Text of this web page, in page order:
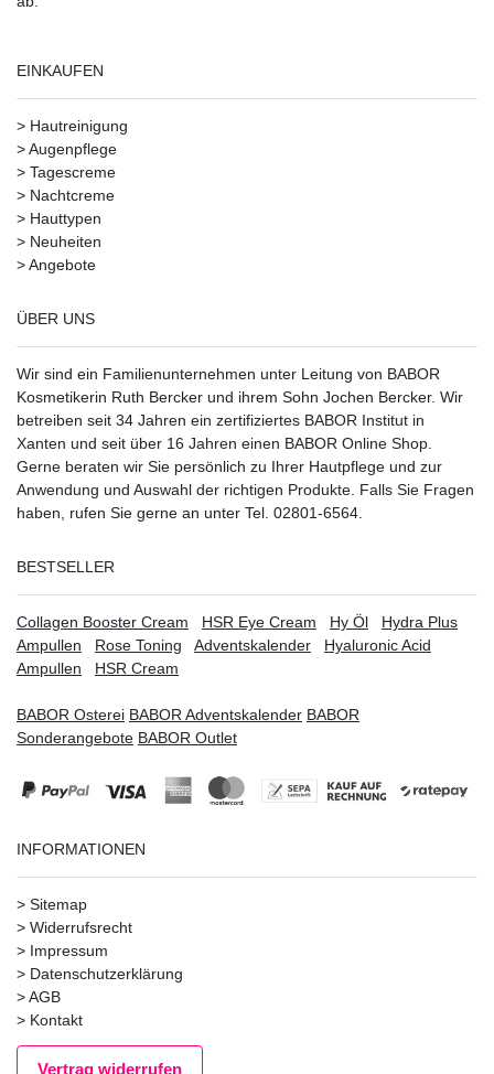
EINKAUFEN
> Hautreinigung
>Augenpflege
> Tagescreme
> Nachtcreme
> Hauttypen
> Neuheiten
>Angebote
ÜBER UNS
Wir sind ein Familienunternehmen unter Leitung von BABOR
Kosmetikerin Ruth Bercker und ihrem Sohn Jochen Bercker. Wir
betreiben seit 34 Jahren ein zertifiziertes BABOR Institut in
Xanten und seit über 16 Jahren einen BABOR Online Shop.
Gerne beraten wir Sie persönlich zu Ihrer Hautpflege und zur
Anwendung und Auswahl der richtigen Produkte. Falls Sie Fragen
haben, rufen Sie gerne an unter Tel. 02801-6564.
BESTSELLER
Collagen Booster Cream HSR Eye Cream Hy Öl
Hydra Plus
Ampullen
Rose Toning Adventskalender
Hyaluronic Acid
Ampullen
HSR Cream
BABOR Osterei BABOR Adventskalender BABOR
Sonderangebote BABOR Outlet
INFORMATIONEN
> Sitemap
> Widerrufsrecht
> Impressum
> Datenschutzerklärung
>AGB
> Kontakt
Vertrag widerrufen